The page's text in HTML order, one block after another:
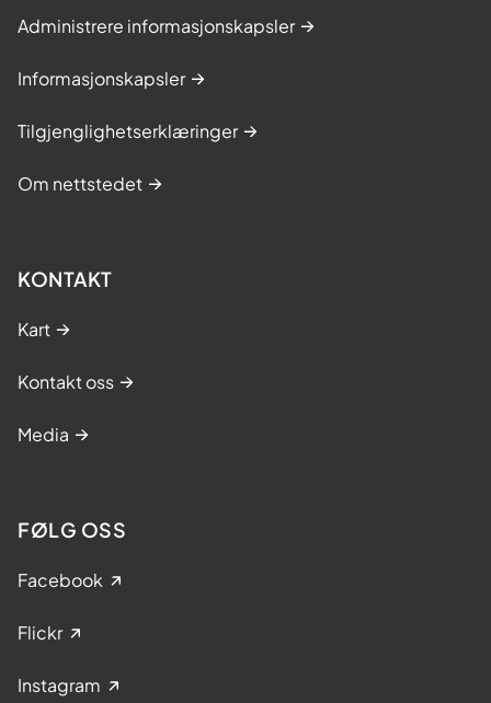
Administrere informasjonskapsler
Informasjonskapsler
Tilgjenglighetserklæringer
Om nettstedet
KONTAKT
Kart
Kontakt oss
Media
FØLG OSS
Facebook
Flickr
Instagram